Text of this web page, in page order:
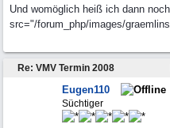
Und womöglich heiß ich dann
src="/forum_php/images/
Re: VMV Termin 2008
Eugen110
Süchtiger